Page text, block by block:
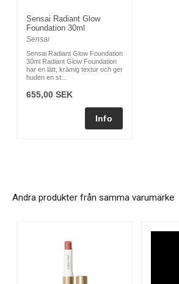
Sensai Radiant Glow
Foundation 30ml
Sensai
Sensai Radiant Glow Foundation
30ml Radiant Glow Foundation
har en lätt, krämig textur och ger
huden en st...
655,00 SEK
Andra produkter från samma varumärke